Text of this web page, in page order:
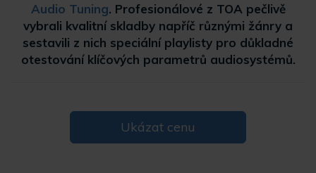
Audio Tuning. Profesionálové z TOA pečlivě
vybrali kvalitní skladby napříč různými žánry a
sestavili z nich speciální playlisty pro důkladné
otestování klíčových parametrů audiosystémů.
Ukázat cenu